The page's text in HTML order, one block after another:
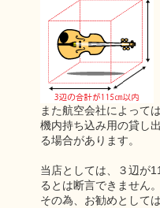
また航空会社によって
機内持ち込み用の貸し
る場合があります。
当店としては、３辺が
るとは断言できません。
その為、お勧めとしては